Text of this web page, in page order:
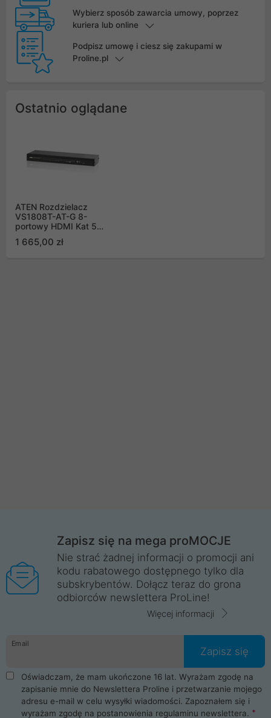
Wybierz sposób zawarcia umowy, poprzez
kuriera lub online
Podpisz umowę i ciesz się zakupami w
Proline.pl
Ostatnio oglądane
ATEN Rozdzielacz
VS1808T-AT-G 8-
portowy HDMI Kat 5
1 665,00 zł
Zapisz się na mega proMOCJE
Nie strać żadnej informacji o promocji ani
kodu rabatowego dostępnego tylko dla
subskrybentów. Dołącz teraz do grona
odbiorców newslettera ProLine!
Więcej informacji
Email
Zapisz się
Oświadczam, że mam ukończone 16 lat. Wyrażam zgodę na
zapisanie mnie do Newslettera Proline i przetwarzanie mojego
adresu e-mail w celu wysyłki wiadomości. Zapoznałem się i
wyrażam zgodę na postanowienia regulaminu newslettera.